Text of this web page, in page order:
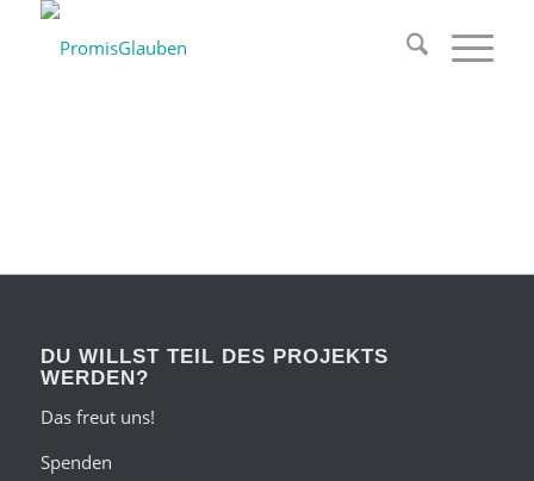
DU WILLST TEIL DES PROJEKTS
WERDEN?
Das freut uns!
Spenden